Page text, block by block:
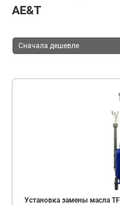
AE&T
Сначала дешевле
Установка замены масла